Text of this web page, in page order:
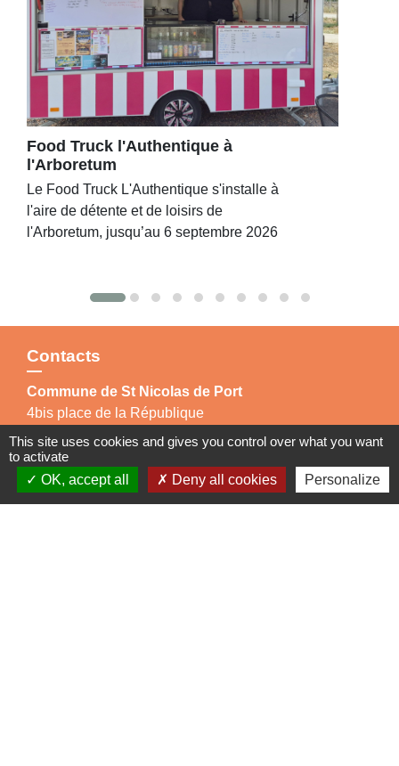
Food Truck l'Authentique à
l'Arboretum
Le Food Truck L'Authentique s'installe à
l'aire de détente et de loisirs de
l'Arboretum, jusqu’au 6 septembre 2026
Contacts
Commune de St Nicolas de Port
4bis place de la République
54210 Saint-Nicolas-de-Port - FRANCE
+33 3 83 48 15 15
This site uses cookies and gives you control over what you want
to activate
OK, accept all
Deny all cookies Personalize